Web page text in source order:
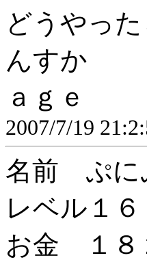
どうやっ
んすか
ａｇｅ
2007/7/19
名前 ぷに
レベル１６
お金 １８